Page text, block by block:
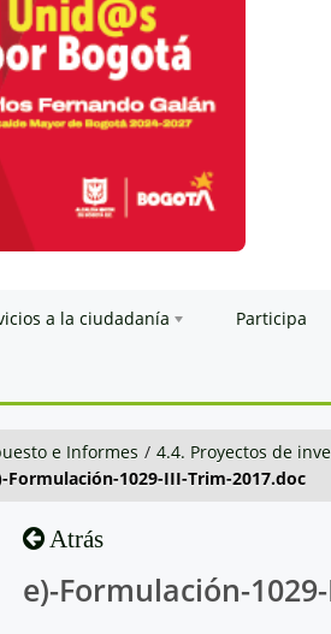
a la ciudadanía Participa
e Informes / 4.4. Proyectos de
Formulación-1029-III-Trim-2017.doc
Atrás
e)-Formulación-